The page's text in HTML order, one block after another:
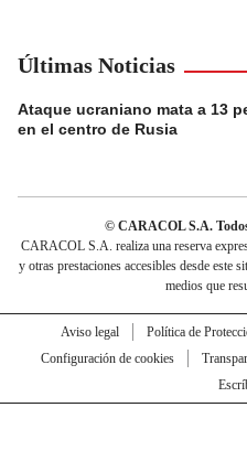
Últimas Noticias
Ataque ucraniano mata a 13
en el centro de Rusia
© CARACOL S.A.
CARACOL S.A. realiza una reserva
y otras prestaciones accesibles desde este
medios que
Aviso legal Política de
Configuración de cookies